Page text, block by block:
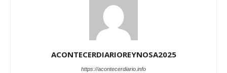
ACONTECERDIARIOREYNOSA2025
https://acontecerdiario.info